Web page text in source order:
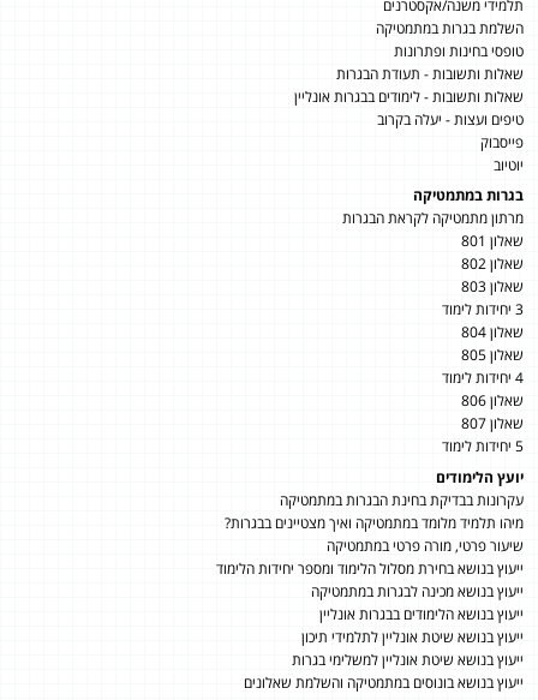
תלמידי משנה/אקסטרנים
השלמת בגרות במתמטיקה
טופסי בחינות ופתרונות
שאלות ותשובות - תעודת הבגרות
שאלות ותשובות - לימודים בבגרות אונליין
טיפים ועצות - יעלה בקרוב
פייסבוק
יוטיוב
בגרות במתמטיקה
מרתון מתמטיקה לקראת הבגרות
שאלון 801
שאלון 802
שאלון 803
3 יחידות לימוד
שאלון 804
שאלון 805
4 יחידות לימוד
שאלון 806
שאלון 807
5 יחידות לימוד
יועץ הלימודים
עקרונות בבדיקת בחינת הבגרות במתמטיקה
מיהו תלמיד מלומד במתמטיקה ואיך מצטיינים בבגרות?
שיעור פרטי, מורה פרטי במתמטיקה
ייעוץ בנושא בחירת מסלול הלימוד ומספר יחידות הלימוד
ייעוץ בנושא מכינה לבגרות במתמטיקה
ייעוץ בנושא הלימודים בבגרות אונליין
ייעוץ בנושא שיטת אונליין לתלמידי תיכון
ייעוץ בנושא שיטת אונליין למשלימי בגרות
ייעוץ בנושא בונוסים במתמטיקה והשלמת שאלונים